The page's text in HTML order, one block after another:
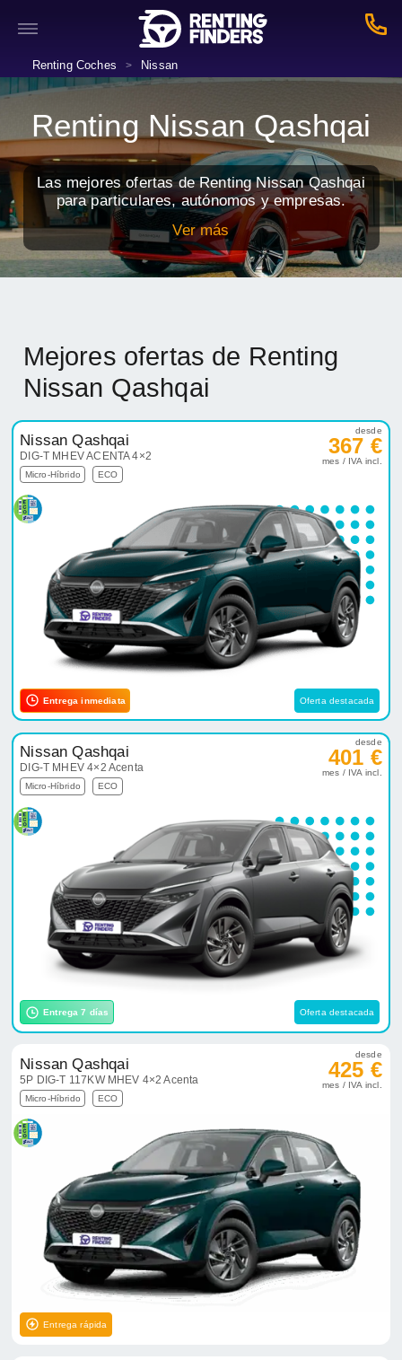
Renting Coches > Nissan
Renting Nissan Qashqai
Las mejores ofertas de Renting Nissan Qashqai
para particulares, autónomos y empresas.
Ver más
Mejores ofertas de Renting
Nissan Qashqai
Nissan Qashqai
DIG-T MHEV ACENTA 4×2
Micro-Híbrido ECO
desde
367 €
mes / IVA incl.
Entrega inmediata Oferta destacada
Nissan Qashqai
DIG-T MHEV 4×2 Acenta
Micro-Híbrido ECO
desde
401 €
mes / IVA incl.
Entrega 7 días Oferta destacada
Nissan Qashqai
5P DIG-T 117KW MHEV 4×2 Acenta
Micro-Híbrido ECO
desde
425 €
mes / IVA incl.
Entrega rápida